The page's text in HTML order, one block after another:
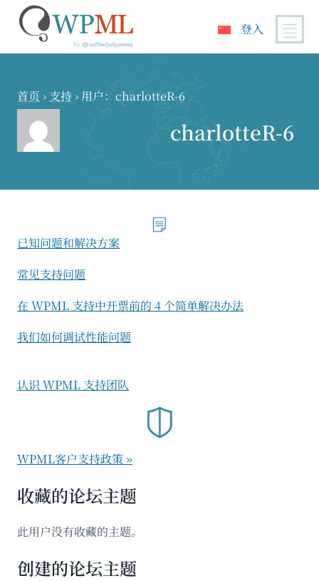
登入
首页 › 支持› 用户：charlotteR-6
charlotteR-6
收藏的论坛主题
此用户没有收藏的主题。
创建的论坛主题
已知问题和解决方案
常见支持问题
在 WPML 支持中开票前的 4 个简单解决办法
我们如何调试性能问题
认识 WPML 支持团队
WPML客户支持政策 »